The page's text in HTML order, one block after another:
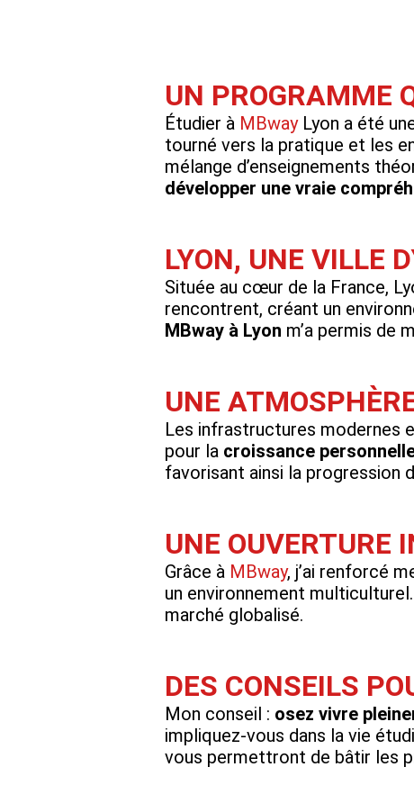
UN PROGRAMME
Étudier à MBwayLyon a été
tourné vers la pratique et les
mélange d’enseignements
développer une vraie
LYON, UNE VILLE
Située au cœur de la France,
rencontrent, créant un
MBway à Lyon m’a permis de
UNE
Les infrastructures modernes
pour la croissance
favorisant ainsi la progression
UNE OUVERTURE
Grâce à MBway, j’ai renforcé
un environnement
marché globalisé.
DES CONSEILS
Mon conseil : osez vivre
impliquez-vous dans la vie
vous permettront de bâtir les